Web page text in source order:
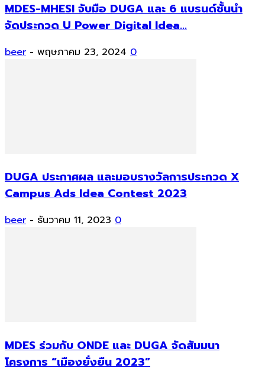
MDES-MHESI จับมือ DUGA และ 6 แบรนด์ชั้นนำ
จัดประกวด U Power Digital Idea...
beer - พฤษภาคม 23, 2024 0
DUGA ประกาศผล และมอบรางวัลการประกวด X
Campus Ads Idea Contest 2023
beer - ธันวาคม 11, 2023 0
MDES ร่วมกับ ONDE และ DUGA จัดสัมมนา
โครงการ “เมืองยั่งยืน 2023”